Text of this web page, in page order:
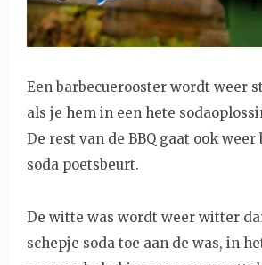
Een barbecuerooster wordt weer
als je hem in een hete
De rest van de BBQ gaat ook
soda poetsbeurt.
De witte was wordt weer witter
schepje soda toe aan de was, in